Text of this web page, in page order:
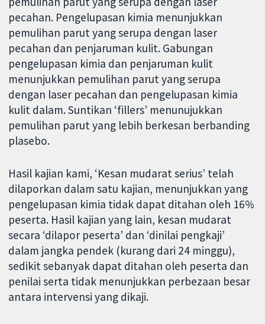
pecahan. Pengelupasan kimia menunjukkan
pemulihan parut yang serupa dengan laser
pecahan dan penjaruman kulit. Gabungan
pengelupasan kimia dan penjaruman kulit
menunjukkan pemulihan parut yang serupa
dengan laser pecahan dan pengelupasan kimia
kulit dalam. Suntikan ‘fillers’ menunujukkan
pemulihan parut yang lebih berkesan berbanding
plasebo.
Hasil kajian kami, ‘Kesan mudarat serius’ telah
dilaporkan dalam satu kajian, menunjukkan yang
pengelupasan kimia tidak dapat ditahan oleh 16%
peserta. Hasil kajian yang lain, kesan mudarat
secara ‘dilapor peserta’ dan ‘dinilai pengkaji’
dalam jangka pendek (kurang dari 24 minggu),
sedikit sebanyak dapat ditahan oleh peserta dan
penilai serta tidak menunjukkan perbezaan besar
antara intervensi yang dikaji.